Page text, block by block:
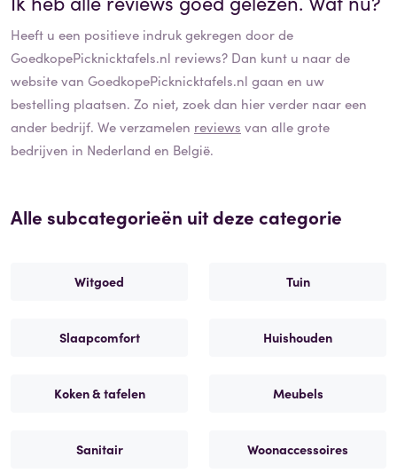
Heeft u een positieve indruk gekregen door de
GoedkopePicknicktafels.nl reviews? Dan kunt u naar de
website van GoedkopePicknicktafels.nl gaan en uw
bestelling plaatsen. Zo niet, zoek dan hier verder naar een
ander bedrijf. We verzamelen reviews van alle grote
bedrijven in Nederland en België.
Alle subcategorieën uit deze categorie
Witgoed Tuin
Slaapcomfort Huishouden
Koken & tafelen Meubels
Sanitair Woonaccessoires